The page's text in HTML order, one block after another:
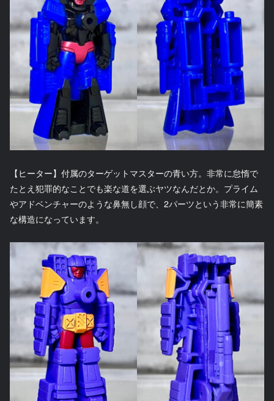
【ヒーター】付属のターゲットマスターの青い方。非常に怠惰で
たとえ犯罪的なことでも楽な道を選ぶヤツなんだとか。プライム
やアドベンチャーのような鼻無し顔で、2パーツという非常に簡素
な構造になっています。